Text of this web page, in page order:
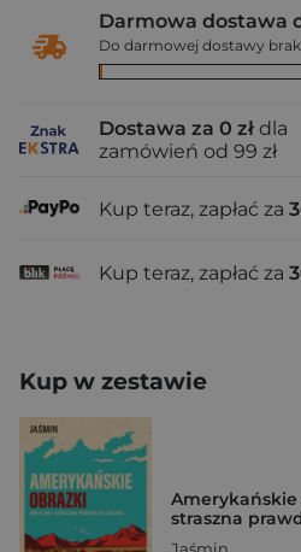
Darmowa dostawa
Do darmowej dostawy
Dostawa za 0 zł dla
zamówień od 99 zł
Kup teraz, zapłać za
Kup teraz, zapłać za
Kup w zestawie
Amerykańskie
straszna
Jaśmin